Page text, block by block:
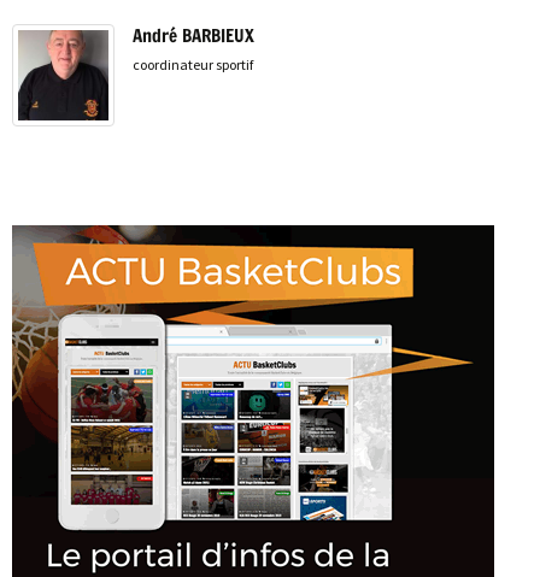
André BARBIEUX
coordinateur sportif